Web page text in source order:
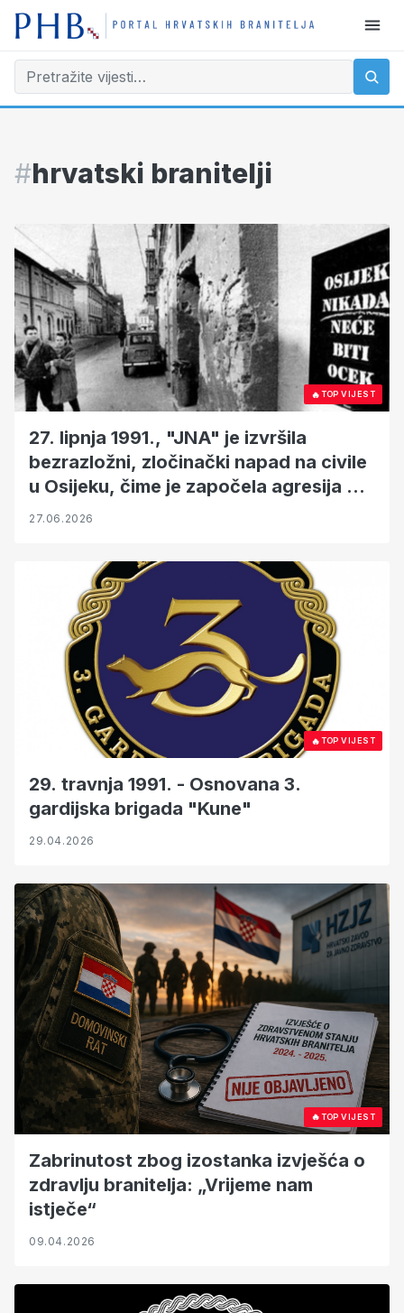
#hrvatski branitelji
🔥TOP VIJEST
27. lipnja 1991., "JNA" je izvršila
bezrazložni, zločinački napad na civile
u Osijeku, čime je započela agresija na
ovaj grad
27.06.2026
🔥TOP VIJEST
29. travnja 1991. - Osnovana 3.
gardijska brigada "Kune"
29.04.2026
🔥TOP VIJEST
Zabrinutost zbog izostanka izvješća o
zdravlju branitelja: „Vrijeme nam
istječe“
09.04.2026